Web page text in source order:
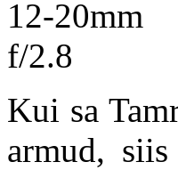
Kui sa
armud,